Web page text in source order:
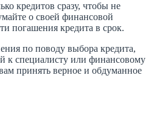
кредитов сразу, чтобы не
о своей финансовой
погашения кредита в срок.
по поводу выбора кредита,
к специалисту или финансовому
принять верное и обдуманное